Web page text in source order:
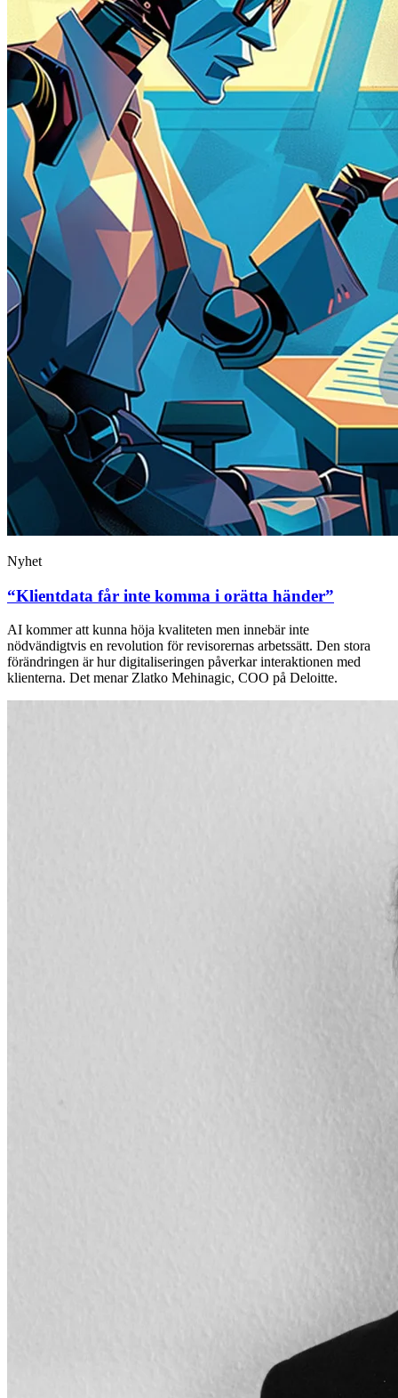
Nyhet
“Klientdata får inte komma i orätta händer”
AI kommer att kunna höja kvaliteten men innebär inte
nödvändigtvis en revolution för revisorernas arbetssätt. Den stora
förändringen är hur digitaliseringen påverkar interaktionen med
klienterna. Det menar Zlatko Mehinagic, COO på Deloitte.